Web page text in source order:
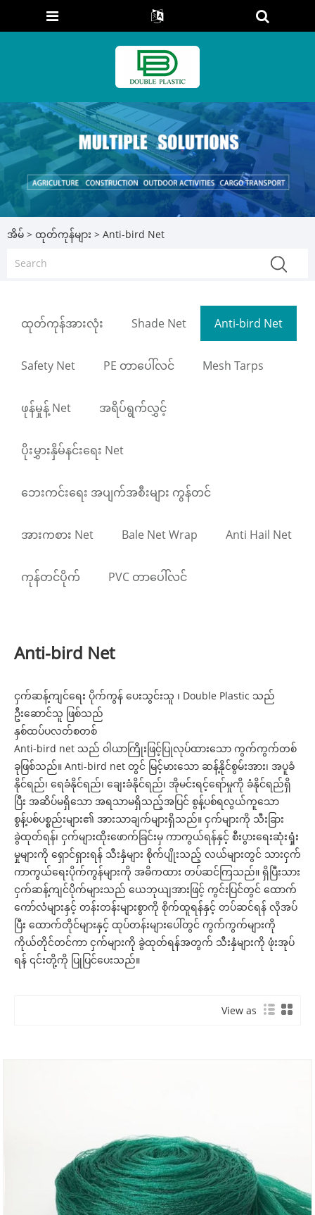
အိမ် > ထုတ်ကုန်များ > Anti-bird Net
ထုတ်ကုန်အားလုံး Shade Net Anti-bird Net
Safety Net PE တာပေါ်လင် Mesh Tarps
ဖုန်မှုန့် Net အရိပ်ရွက်လွှင့်
ပိုးမွှားနှိမ်နင်းရေး Net
ဘေးကင်းရေး အပျက်အစီးများ ကွန်တင်
အားကစား Net Bale Net Wrap Anti Hail Net
ကုန်တင်ပိုက် PVC တာပေါ်လင်
Anti-bird Net
ငှက်ဆန့်ကျင်ရေး ပိုက်ကွန် ပေးသွင်းသူ ၊ Double Plastic သည်
ဦးဆောင်သူ ဖြစ်သည်
နှစ်ထပ်ပလတ်စတစ်
Anti-bird net သည် ဝါယာကြိုးဖြင့်ပြုလုပ်ထားသော ကွက်ကွက်တစ်
ခုဖြစ်သည်။ Anti-bird net တွင် မြင့်မားသော ဆန့်နိုင်စွမ်းအား၊ အပူခံ
နိုင်ရည်၊ ရေခံနိုင်ရည်၊ ချေးခံနိုင်ရည်၊ အိုမင်းရင့်ရော်မှုကို ခံနိုင်ရည်ရှိ
ပြီး အဆိပ်မရှိသော အရသာမရှိသည့်အပြင် စွန့်ပစ်ရလွယ်ကူသော
စွန့်ပစ်ပစ္စည်းများ၏ အားသာချက်များရှိသည်။ ငှက်များကို သီးခြား
ခွဲထုတ်ရန်၊ ငှက်များထိုးဖောက်ခြင်းမှ ကာကွယ်ရန်နှင့် စီးပွားရေးဆုံးရှုံး
မှုများကို ရှောင်ရှားရန် သီးနှံများ စိုက်ပျိုးသည့် လယ်များတွင် သားငှက်
ကာကွယ်ရေးပိုက်ကွန်များကို အဓိကထား တပ်ဆင်ကြသည်။ ရှိပြီးသား
ငှက်ဆန့်ကျင်ပိုက်များသည် ယေဘုယျအားဖြင့် ကွင်းပြင်တွင် ထောက်
ကော်လံများနှင့် တန်းတန်းများစွာကို စိုက်ထူရန်နှင့် တပ်ဆင်ရန် လိုအပ်
ပြီး ထောက်တိုင်များနှင့် ထုပ်တန်းများပေါ်တွင် ကွက်ကွက်များကို
ကိုယ်တိုင်တင်ကာ ငှက်များကို ခွဲထုတ်ရန်အတွက် သီးနှံများကို ဖုံးအုပ်
ရန် ၎င်းတို့ကို ပြုပြင်ပေးသည်။
View as